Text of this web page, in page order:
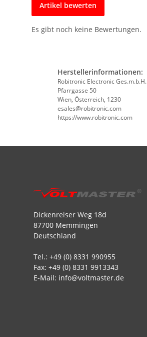
Artikel bewerten
Es gibt noch keine Bewertungen.
Herstellerinformationen:
Robitronic Electronic Ges.m.b.H.
Pfarrgasse 50
Wien, Österreich, 1230
esales@robitronic.com
https://www.robitronic.com
Dickenreiser Weg 18d
87700 Memmingen
Deutschland
Tel.: +49 (0) 8331 990955
Fax: +49 (0) 8331 9913343
E-Mail: info@voltmaster.de